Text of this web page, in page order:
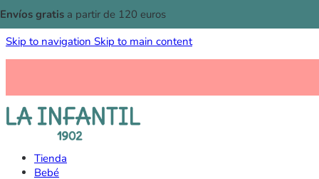
Skip to navigation Skip to main content
Envíos gratis a partir de 120 euros
Tienda
Bebé